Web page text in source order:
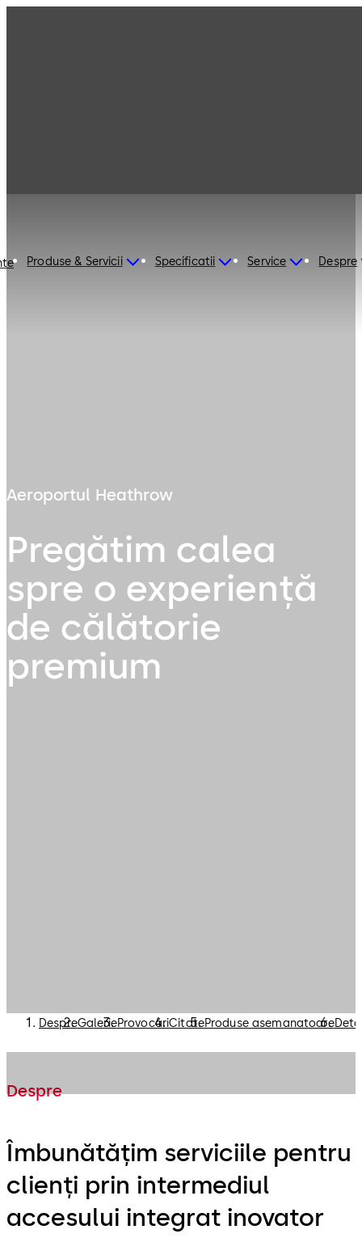
Produse & Servicii Specificatii Service Despre
Aeroportul Heathrow
Pregătim calea
spre o experiență
de călătorie
premium
DespreGalerieProvocăriCitateProduse asemanatoare
Despre
Îmbunătățim serviciile pentru
clienți prin intermediul
accesului integrat inovator